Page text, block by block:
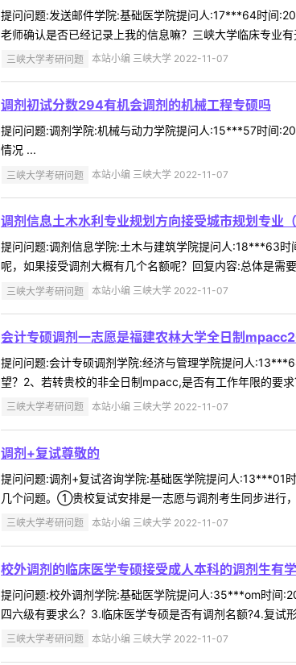
提问问题:发送邮件学院:基础医学院提问人:17***64时间
老师确认是否已经记录上我的信息嘛？三峡大学临床专业
三峡大学考研问题 本站小编 三峡大学 2022-11-07
调剂初试分数294有机会调剂的机械工程专硕吗
提问问题:调剂学院:机械与动力学院提问人:15***57时间
情况 ...
三峡大学考研问题 本站小编 三峡大学 2022-11-07
调剂信息土木水利专业规划方向接受城市规划专业
提问问题:调剂信息学院:土木与建筑学院提问人:18***63
呢，如果接受调剂大概有几个名额呢？回复内容:总体是
三峡大学考研问题 本站小编 三峡大学 2022-11-07
会计专硕调剂一志愿是福建农林大学全日制
提问问题:会计专硕调剂学院:经济与管理学院提问人
望？2、若转贵校的非全日制mpacc,是否有工作年限的要
三峡大学考研问题 本站小编 三峡大学 2022-11-07
调剂+复试尊敬的
提问问题:调剂+复试咨询学院:基础医学院提问人:13***01
几个问题。①贵校复试安排是一志愿与调剂考生同步进
三峡大学考研问题 本站小编 三峡大学 2022-11-07
校外调剂的临床医学专硕接受成人本科的调剂生有
提问问题:校外调剂学院:基础医学院提问人:35***om时间
四六级有要求么？3.临床医学专硕是否有调剂名额?4.复试
三峡大学考研问题 本站小编 三峡大学 2022-11-07